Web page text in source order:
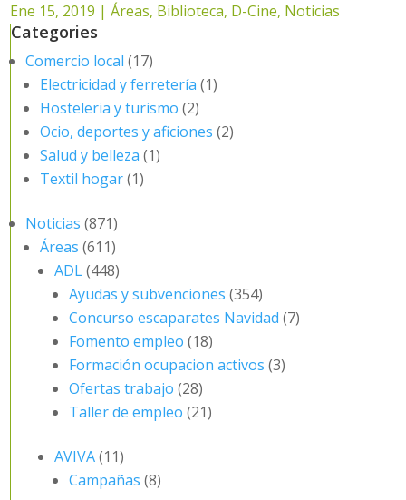
Ene 15, 2019 |Áreas, Biblioteca, D-Cine, Noticias
Categories
Comercio local (17)
Electricidad y ferretería (1)
Hosteleria y turismo (2)
Ocio, deportes y aficiones (2)
Salud y belleza (1)
Textil hogar(1)
Noticias (871)
Áreas (611)
ADL(448)
Ayudas y subvenciones (354)
Concurso escaparates Navidad (7)
Fomento empleo (18)
Formación ocupacion activos (3)
Ofertas trabajo (28)
Taller de empleo (21)
AVIVA(11)
Campañas (8)